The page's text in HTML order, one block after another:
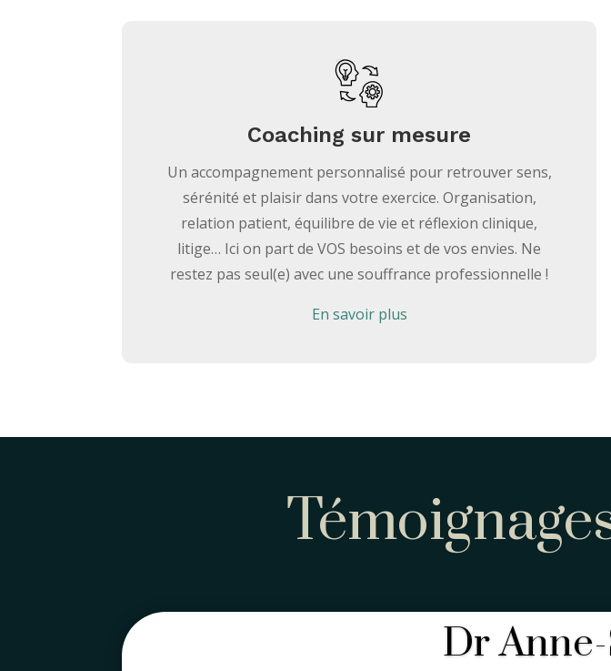
Coaching sur mesure
Un accompagnement personnalisé pour retrouver sens,
sérénité et plaisir dans votre exercice. Organisation,
relation patient, équilibre de vie et réflexion clinique,
litige… Ici on part de VOS besoins et de vos envies. Ne
restez pas seul(e) avec une souffrance professionnelle !
En savoir plus
Dr